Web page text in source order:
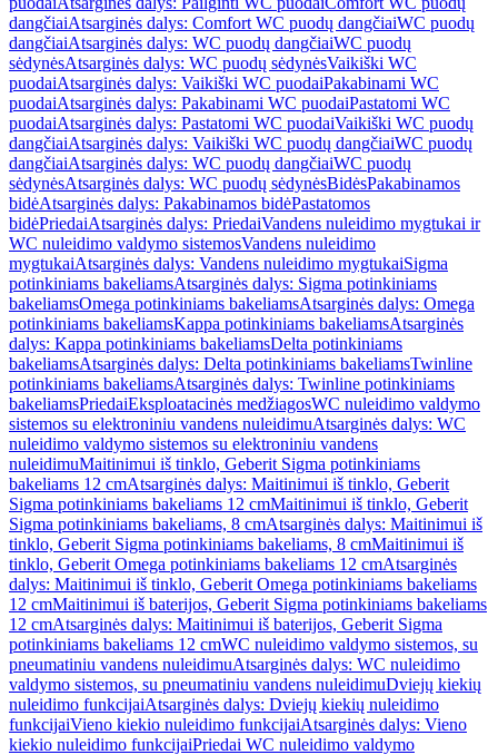
dangčiaiAtsarginės dalys: Comfort WC puodų dangčiaiWC puodų
dangčiaiAtsarginės dalys: WC puodų dangčiaiWC puodų
sėdynėsAtsarginės dalys: WC puodų sėdynėsVaikiški WC
puodaiAtsarginės dalys: Vaikiški WC puodaiPakabinami WC
puodaiAtsarginės dalys: Pakabinami WC puodaiPastatomi WC
puodaiAtsarginės dalys: Pastatomi WC puodaiVaikiški WC puodų
dangčiaiAtsarginės dalys: Vaikiški WC puodų dangčiaiWC puodų
dangčiaiAtsarginės dalys: WC puodų dangčiaiWC puodų
sėdynėsAtsarginės dalys: WC puodų sėdynėsBidėsPakabinamos
bidėAtsarginės dalys: Pakabinamos bidėPastatomos
bidėPriedaiAtsarginės dalys: PriedaiVandens nuleidimo mygtukai ir
WC nuleidimo valdymo sistemosVandens nuleidimo
mygtukaiAtsarginės dalys: Vandens nuleidimo mygtukaiSigma
potinkiniams bakeliamsAtsarginės dalys: Sigma potinkiniams
bakeliamsOmega potinkiniams bakeliamsAtsarginės dalys: Omega
potinkiniams bakeliamsKappa potinkiniams bakeliamsAtsarginės
dalys: Kappa potinkiniams bakeliamsDelta potinkiniams
bakeliamsAtsarginės dalys: Delta potinkiniams bakeliamsTwinline
potinkiniams bakeliamsAtsarginės dalys: Twinline potinkiniams
bakeliamsPriedaiEksploatacinės medžiagosWC nuleidimo valdymo
sistemos su elektroniniu vandens nuleidimuAtsarginės dalys: WC
nuleidimo valdymo sistemos su elektroniniu vandens
nuleidimuMaitinimui iš tinklo, Geberit Sigma potinkiniams
bakeliams 12 cmAtsarginės dalys: Maitinimui iš tinklo, Geberit
Sigma potinkiniams bakeliams 12 cmMaitinimui iš tinklo, Geberit
Sigma potinkiniams bakeliams, 8 cmAtsarginės dalys: Maitinimui iš
tinklo, Geberit Sigma potinkiniams bakeliams, 8 cmMaitinimui iš
tinklo, Geberit Omega potinkiniams bakeliams 12 cmAtsarginės
dalys: Maitinimui iš tinklo, Geberit Omega potinkiniams bakeliams
12 cmMaitinimui iš baterijos, Geberit Sigma potinkiniams bakeliams
12 cmAtsarginės dalys: Maitinimui iš baterijos, Geberit Sigma
potinkiniams bakeliams 12 cmWC nuleidimo valdymo sistemos, su
pneumatiniu vandens nuleidimuAtsarginės dalys: WC nuleidimo
valdymo sistemos, su pneumatiniu vandens nuleidimuDviejų kiekių
nuleidimo funkcijaiAtsarginės dalys: Dviejų kiekių nuleidimo
funkcijaiVieno kiekio nuleidimo funkcijaiAtsarginės dalys: Vieno
kiekio nuleidimo funkcijaiPriedai WC nuleidimo valdymo